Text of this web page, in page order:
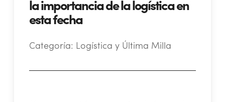
la importancia de la logística en
esta fecha
Categoría: Logística y Última Milla